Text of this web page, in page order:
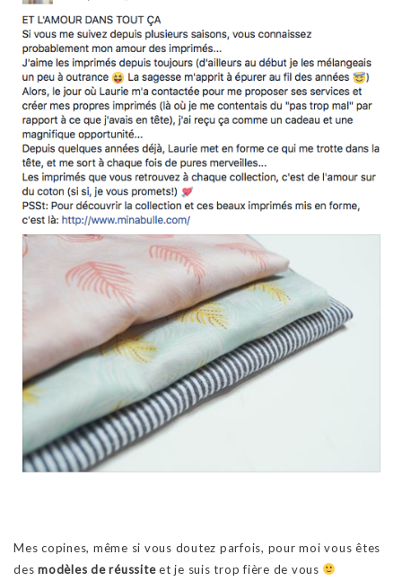
Mes copines, même si vous doutez parfois, pour moi vous êtes
des modèles de réussiteet je suis trop fière de vous